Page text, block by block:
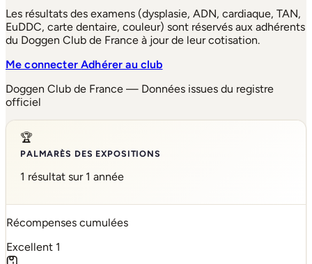
Les résultats des examens (dysplasie, ADN, cardiaque, TAN,
EuDDC, carte dentaire, couleur) sont réservés aux adhérents
du Doggen Club de France à jour de leur cotisation.
Me connecterAdhérer au club
Doggen Club de France — Données issues du registre
officiel
🏆
PALMARÈS DES EXPOSITIONS
1 résultat sur 1 année
Récompenses cumulées
Excellent 1